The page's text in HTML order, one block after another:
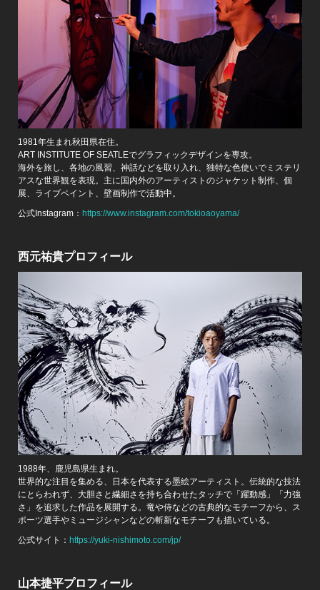
1981年生まれ秋田県在住。
ART INSTITUTE OF SEATLEでグラフィックデザインを専攻。
海外を旅し、各地の風習、神話などを取り入れ、独特な色使いでミステリ
アスな世界観を表現。主に国内外のアーティストのジャケット制作、個
展、ライブペイント、壁画制作で活動中。
公式Instagram： https://www.instagram.com/tokioaoyama/
西元祐貴プロフィール
1988年、鹿児島県生まれ。
世界的な注目を集める、日本を代表する墨絵アーティスト。伝統的な技法
にとらわれず、大胆さと繊細さを持ち合わせたタッチで「躍動感」「力強
さ」を追求した作品を展開する。竜や侍などの古典的なモチーフから、ス
ポーツ選手やミュージシャンなどの斬新なモチーフも描いている。
公式サイト： https://yuki-nishimoto.com/jp/
山本捷平プロフィール